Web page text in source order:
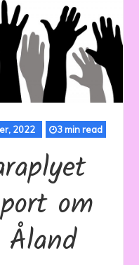
2022 3 min read
om